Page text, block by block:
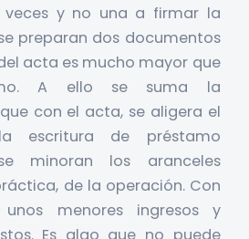
veces y no una a firmar la
preparan dos documentos
acta es mucho mayor que
A ello se suma la
con el acta, se aligera el
escritura de préstamo
minoran los aranceles
de la operación. Con
menores ingresos y
Es algo que no puede